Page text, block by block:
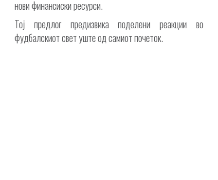
нови финансиски ресурси.
Тој предлог предизвика поделени реакции во
фудбалскиот свет уште од самиот почеток.